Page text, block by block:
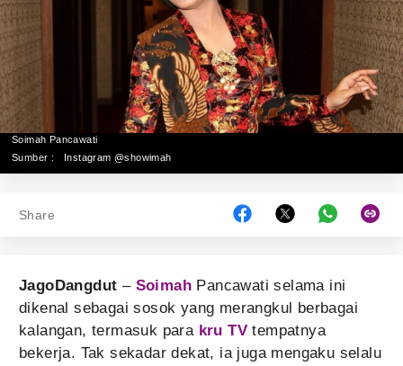
Soimah Pancawati
Sumber :
Instagram @showimah
Share
JagoDangdut – Soimah Pancawati selama ini
dikenal sebagai sosok yang merangkul berbagai
kalangan, termasuk para kru TV tempatnya
bekerja. Tak sekadar dekat, ia juga mengaku selalu